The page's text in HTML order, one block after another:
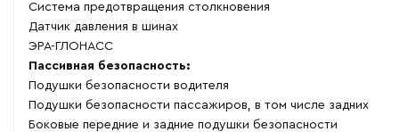
Система предотвращения столкновения
Датчик давления в шинах
ЭРА-ГЛОНАСС
Пассивная безопасность:
Подушки безопасности водителя
Подушки безопасности пассажиров, в том числе задних
Боковые передние и задние подушки безопасности